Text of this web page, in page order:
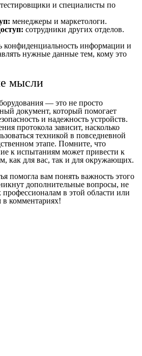
тестировщики и специалисты по
менеджеры и маркетологи.
сотрудники других отделов.
конфиденциальность информации и
нужные данные тем, кому это
мысли
— это не просто
документ, который помогает
и надежность устройств.
протокола зависит, насколько
техникой в повседневной
этапе. Помните, что
к испытаниям может привести к
как для вас, так и для окружающих.
помогла вам понять важность этого
дополнительные вопросы, не
профессионалам в этой области или
в комментариях!